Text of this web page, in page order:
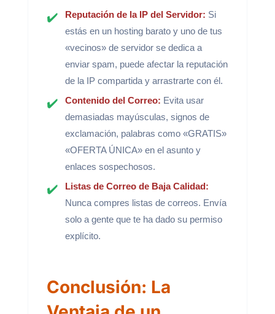
Reputación de la IP del Servidor: Si
estás en un hosting barato y uno de tus
«vecinos» de servidor se dedica a
enviar spam, puede afectar la reputación
de la IP compartida y arrastrarte con él.
Contenido del Correo: Evita usar
demasiadas mayúsculas, signos de
exclamación, palabras como «GRATIS»
«OFERTA ÚNICA» en el asunto y
enlaces sospechosos.
Listas de Correo de Baja Calidad:
Nunca compres listas de correos. Envía
solo a gente que te ha dado su permiso
explícito.
Conclusión: La